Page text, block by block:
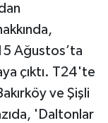
Ağustos’ta
çıktı. T24'te
ve Şişli
'Daltonlar